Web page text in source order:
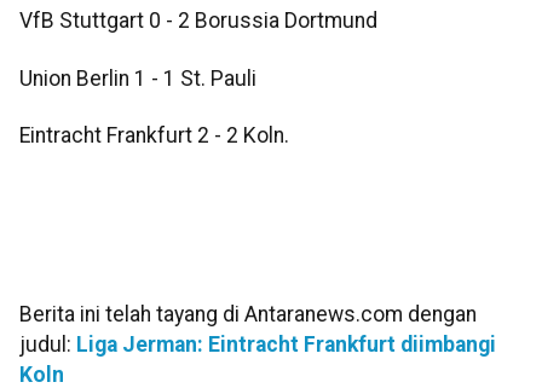
VfB Stuttgart 0 - 2 Borussia Dortmund
Union Berlin 1 - 1 St. Pauli
Eintracht Frankfurt 2 - 2 Koln.
Berita ini telah tayang di Antaranews.com dengan
judul: Liga Jerman: Eintracht Frankfurt diimbangi
Koln